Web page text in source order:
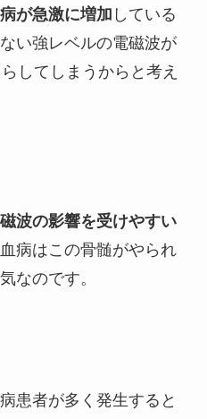
が急激に増加 している
い強レベルの電磁波が
してしまうからと考え
波の影響を受けやすい
病はこの骨髄がやられ
なのです。
患者が多く発生すると